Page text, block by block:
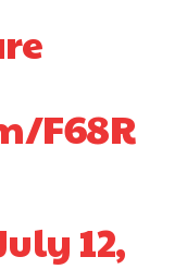
F68R
12,